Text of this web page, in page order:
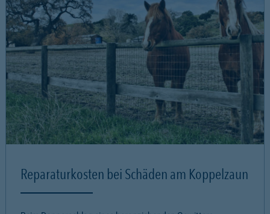
Reparaturkosten bei Schäden am Koppelzaun